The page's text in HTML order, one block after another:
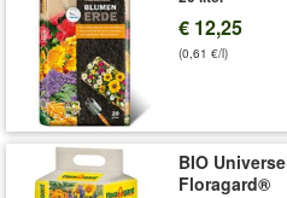
en symbolen. Bij vragen kunt u
met de fabrikant. Let op: de
het Duits.
Art.nr.:8228
Levering omvat:3,5 kg
€ 12,25
(0,61 €/l)
BIO
Floragard®